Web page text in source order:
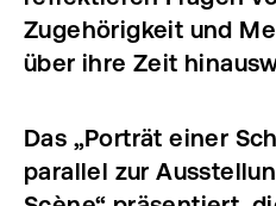
Zugehörigkeit und
über ihre Zeit
Das „Porträt einer
parallel zur